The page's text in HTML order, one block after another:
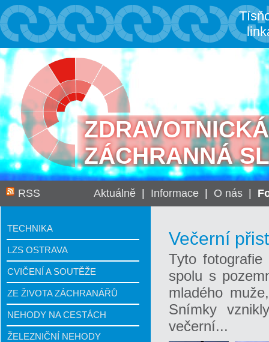
ZDRAVOTNICKÁ
ZÁCHRANNÁ
RSS Aktuálně| Informace| O nás|
TECHNIKA
LZS OSTRAVA
CVIČENÍ A SOUTĚŽE
ZE ŽIVOTA ZÁCHRANÁŘŮ
NEHODY NA CESTÁCH
ŽELEZNIČNÍ NEHODY
Večerní
Tyto
spolu s
mladého
Snímky
večerní...